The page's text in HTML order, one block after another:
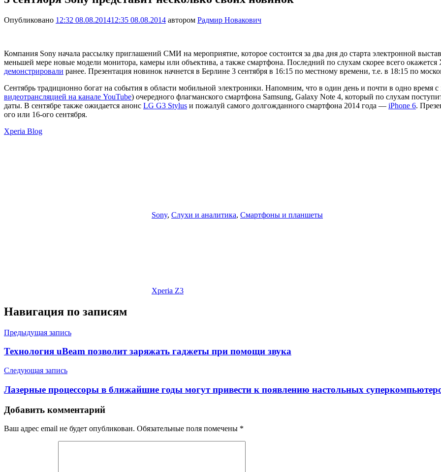
Опубликовано 12:32 08.08.201412:35 08.08.2014 автором Радмир Новакович
Компания Sony начала рассылку приглашений СМИ на мероприятие, которое состоится за два дня до старта электронной
меньшей мере новые модели монитора, камеры или объектива, а также смартфона. Последний по слухам скорее всего
демонстрировали ранее. Презентация новинок начнется в Берлине 3 сентября в 16:15 по местному времени, т.е. в 18:15 по
Сентябрь традиционно богат на события в области мобильной электроники. Напомним, что в один день и почти в одно время
видеотрансляцией на канале YouTube) очередного флагманского смартфона Samsung, Galaxy Note 4, который по слухам
даты. В сентябре также ожидается анонс LG G3 Stylus и пожалуй самого долгожданного смартфона 2014 года — iPhone 6.
ого или 16-ого сентября.
Xperia Blog
Sony, Слухи и аналитика, Смартфоны и планшеты
Xperia Z3
Навигация по записям
Предыдущая запись
Технология uBeam позволит заряжать гаджеты при помощи звука
Следующая запись
Лазерные процессоры в ближайшие годы могут привести к появлению настольных
Добавить комментарий
Ваш адрес email не будет опубликован. Обязательные поля помечены *